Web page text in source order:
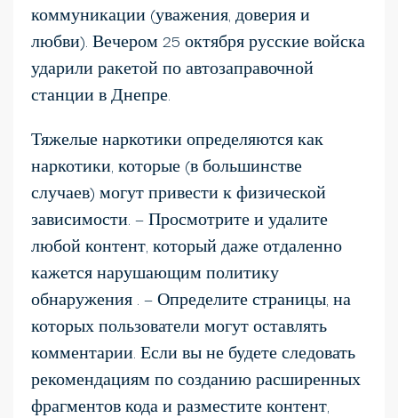
коммуникации (уважения, доверия и
любви). Вечером 25 октября русские войска
ударили ракетой по автозаправочной
станции в Днепре.
Тяжелые наркотики определяются как
наркотики, которые (в большинстве
случаев) могут привести к физической
зависимости. — Просмотрите и удалите
любой контент, который даже отдаленно
кажется нарушающим политику
обнаружения . — Определите страницы, на
которых пользователи могут оставлять
комментарии. Если вы не будете следовать
рекомендациям по созданию расширенных
фрагментов кода и разместите контент,